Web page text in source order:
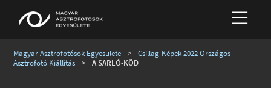
Magyar Asztrofotósok Egyesülete >
Csillag-Képek 2022 Országos
Asztrofotó Kiállítás
> A SARLÓ-KÖD